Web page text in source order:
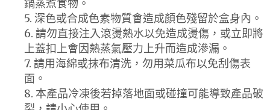
鍋蒸煮食物。
5. 深色或合成色素物質會造成顏色殘留於盒身內。
6. 請勿直接注入滾燙熱水以免造成燙傷，或立即將
上蓋扣上會因熱蒸氣壓力上升而造成滲漏。
7. 請用海綿或抹布清洗，勿用菜瓜布以免刮傷表
面。
8. 本產品冷凍後若掉落地面或碰撞可能導致產品破